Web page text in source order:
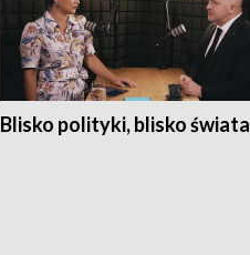
Blisko polityki, blisko świata